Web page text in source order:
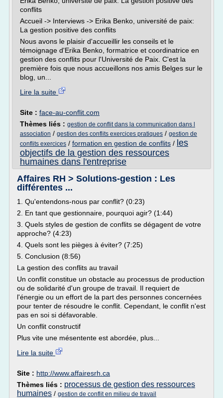
conflits
Accueil -> Interviews -> Erika Benko, université de paix:
La gestion positive des conflits
Nous avons le plaisir d'accueillir les conseils et le
témoignage d'Erika Benko, formatrice et coordinatrice en
gestion des conflits pour l'Université de Paix. C'est la
première fois que nous accueillons nos amis Belges sur le
blog, un...
Lire la suite
Site : face-au-conflit.com
Thèmes liés : gestion de conflit dans la communication dans l
association / gestion des conflits exercices pratiques / gestion de
conflits exercices / formation en gestion de conflits / les
objectifs de la gestion des ressources
humaines dans l'entreprise
Affaires RH > Solutions-gestion : Les
différentes ...
1. Qu'entendons-nous par conflit? (0:23)
2. En tant que gestionnaire, pourquoi agir? (1:44)
3. Quels styles de gestion de conflits se dégagent de votre
approche? (4:23)
4. Quels sont les pièges à éviter? (7:25)
5. Conclusion (8:56)
La gestion des conflits au travail
Un conflit constitue un obstacle au processus de production
ou de solidarité d'un groupe de travail. Il requiert de
l'énergie ou un effort de la part des personnes concernées
pour tenter de résoudre le conflit. Cependant, le conflit n'est
pas en soi si défavorable.
Un conflit constructif
Plus vite une mésentente est abordée, plus...
Lire la suite
Site : http://www.affairesrh.ca
Thèmes liés : processus de gestion des ressources
humaines / gestion de conflit en milieu de travail